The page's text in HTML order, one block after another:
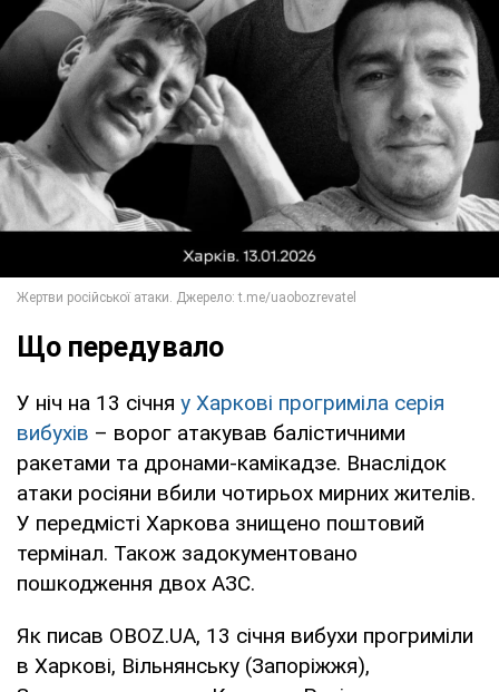
Що передувало
У ніч на 13 січня у Харкові прогриміла серія
вибухів – ворог атакував балістичними
ракетами та дронами-камікадзе. Внаслідок
атаки росіяни вбили чотирьох мирних жителів.
У передмісті Харкова знищено поштовий
термінал. Також задокументовано
пошкодження двох АЗС.
Як писав OBOZ.UA, 13 січня вибухи прогриміли
в Харкові, Вільнянську (Запоріжжя),